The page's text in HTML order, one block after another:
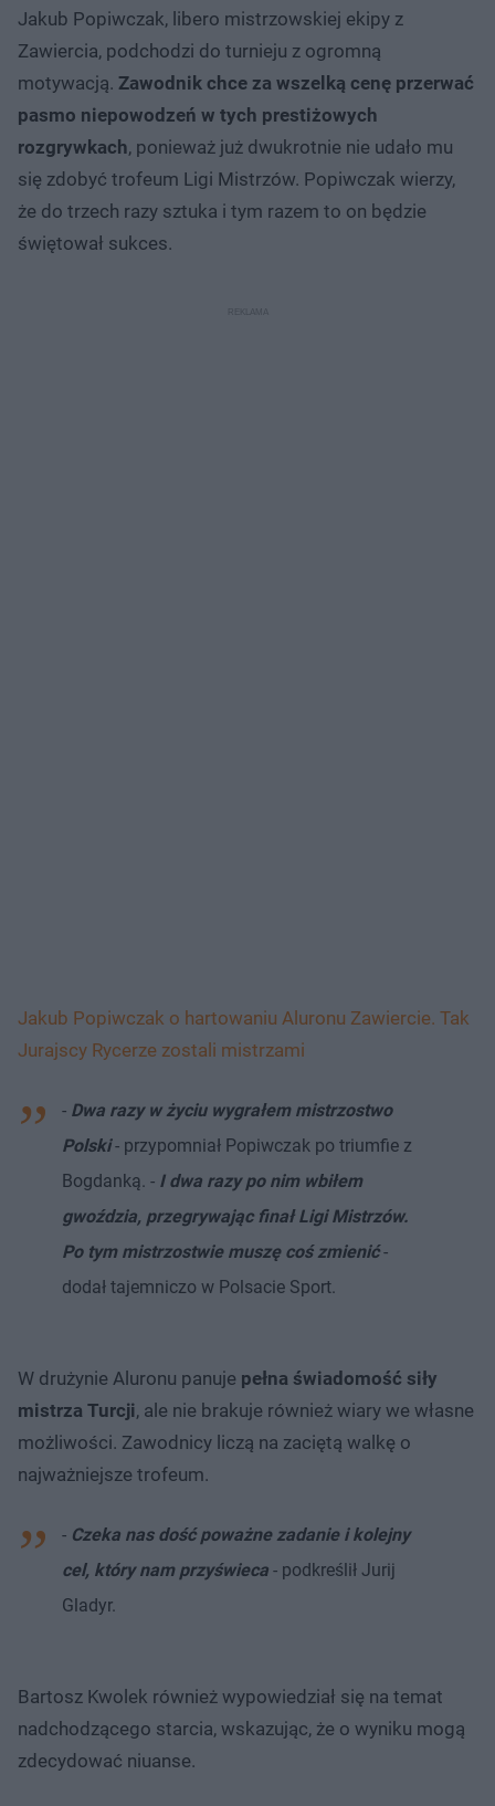
Jakub Popiwczak, libero mistrzowskiej ekipy z
Zawiercia, podchodzi do turnieju z ogromną
motywacją. Zawodnik chce za wszelką cenę przerwać
pasmo niepowodzeń w tych prestiżowych
rozgrywkach, ponieważ już dwukrotnie nie udało mu
się zdobyć trofeum Ligi Mistrzów. Popiwczak wierzy,
że do trzech razy sztuka i tym razem to on będzie
świętował sukces.
Jakub Popiwczak o hartowaniu Aluronu Zawiercie. Tak
Jurajscy Rycerze zostali mistrzami
- Dwa razy w życiu wygrałem mistrzostwo
Polski - przypomniał Popiwczak po triumfie z
Bogdanką. - I dwa razy po nim wbiłem
gwoździa, przegrywając finał Ligi Mistrzów.
Po tym mistrzostwie muszę coś zmienić-
dodał tajemniczo w Polsacie Sport.
W drużynie Aluronu panuje pełna świadomość siły
mistrza Turcji, ale nie brakuje również wiary we własne
możliwości. Zawodnicy liczą na zaciętą walkę o
najważniejsze trofeum.
- Czeka nas dość poważne zadanie i kolejny
cel, który nam przyświeca - podkreślił Jurij
Gladyr.
Bartosz Kwolek również wypowiedział się na temat
nadchodzącego starcia, wskazując, że o wyniku mogą
zdecydować niuanse.